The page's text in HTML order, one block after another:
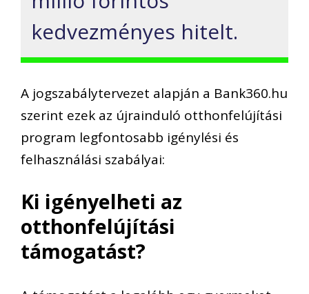
kedvezményes hitelt.
A jogszabálytervezet alapján a Bank360.hu
szerint ezek az újrainduló otthonfelújítási
program legfontosabb igénylési és
felhasználási szabályai:
Ki igényelheti az
otthonfelújítási
támogatást?